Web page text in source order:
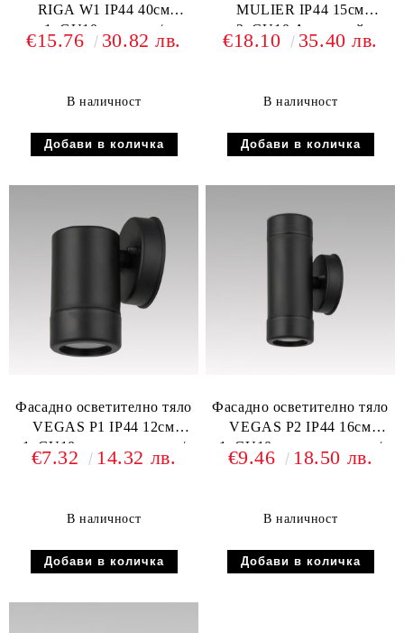
RIGA W1 IP44 40см
1xGU10 стомана /
поликарбонат
€15.76 30.82 лв.
В наличност
MULIER IP44 15см
2xGU10 Алуминий
€18.10 35.40 лв.
В наличност
Фасадно осветително тяло
VEGAS P1 IP44 12см
1xGU10 полипропилен /
поликарбонат
€7.32 14.32 лв.
В наличност
Фасадно осветително тяло
VEGAS P2 IP44 16см
1xGU10 полипропилен /
поликарбонат
€9.46 18.50 лв.
В наличност